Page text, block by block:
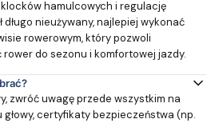
hamulcowych i regulację
nieużywany, najlepiej wykonać
rowerowym, który pozwoli
do sezonu i komfortowej jazdy.
zwróć uwagę przede wszystkim na
certyfikaty bezpieczeństwa (np.